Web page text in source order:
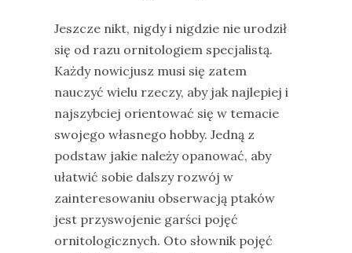
Jeszcze nikt, nigdy i nigdzie nie urodził
się od razu ornitologiem specjalistą.
Każdy nowicjusz musi się zatem
nauczyć wielu rzeczy, aby jak najlepiej i
najszybciej orientować się w temacie
swojego własnego hobby. Jedną z
podstaw jakie należy opanować, aby
ułatwić sobie dalszy rozwój w
zainteresowaniu obserwacją ptaków
jest przyswojenie garści pojęć
ornitologicznych. Oto słownik pojęć